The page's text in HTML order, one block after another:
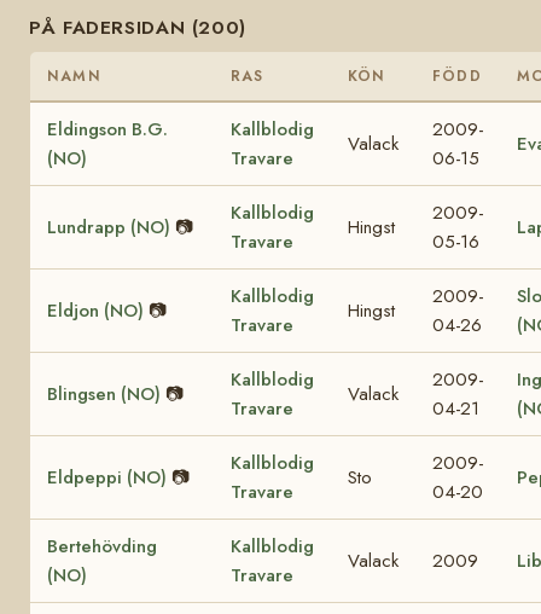
PÅ FADERSIDAN (200)
NAMN RAS KÖN FÖDD
Eldingson B.G.
(NO)
Kallblodig
Travare
Valack
2009-
06-15
Lundrapp (NO) 📷
Kallblodig
Travare
Hingst
2009-
05-16
Eldjon (NO) 📷
Kallblodig
Travare
Hingst
2009-
04-26
Blingsen (NO) 📷
Kallblodig
Travare
Valack
2009-
04-21
Eldpeppi (NO) 📷
Kallblodig
Travare
Sto
2009-
04-20
Bertehövding
(NO)
Kallblodig
Travare
Valack 2009